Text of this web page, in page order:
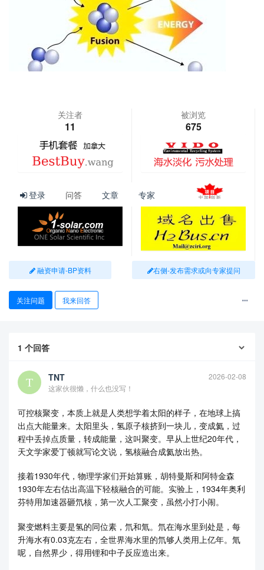
关注者
11
被浏览
675
登录 问答 文章 专家
融资申请-BP资料 右侧-发布需求或向专家提问
关注问题 我来回答
1 个回答
TNT
2026-02-08
这家伙很懒，什么也没写！
可控核聚变，本质上就是人类想学着太阳的样子，在地球上搞
出点大能量来。太阳里头，氢原子核挤到一块儿，变成氦，过
程中丢掉点质量，转成能量，这叫聚变。早从上世纪20年代，
天文学家爱丁顿就写论文说，氢核融合成氦放出热。
接着1930年代，物理学家们开始算账，胡特曼斯和阿特金森
1930年左右估出高温下轻核融合的可能。实验上，1934年奥利
芬特用加速器砸氘核，第一次人工聚变，虽然小打小闹。
聚变燃料主要是氢的同位素，氘和氚。氘在海水里到处是，每
升海水有0.03克左右，全世界海水里的氘够人类用上亿年。氚
呢，自然界少，得用锂和中子反应造出来。